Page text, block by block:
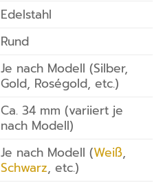
Edelstahl
Rund
Je nach Modell (Silber,
Gold, Roségold, etc.)
Ca. 34 mm (variiert je
nach Modell)
Je nach Modell (Weiß,
Schwarz, etc.)